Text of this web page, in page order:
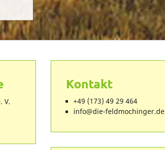
V.
Kontakt
+49 (173) 49 29 464
ed.regnihcomdlef-eid@ofni